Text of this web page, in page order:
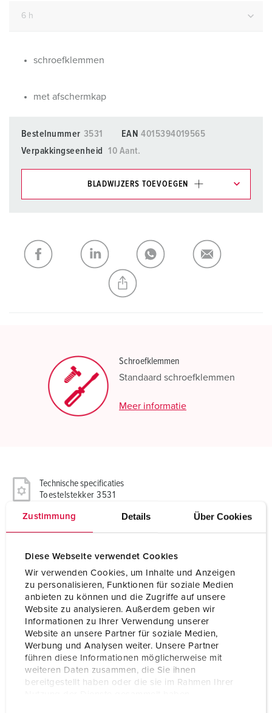
Zustimmung Details Über Cookies
Diese Webseite verwendet Cookies
Wir verwenden Cookies, um Inhalte und Anzeigen
zu personalisieren, Funktionen für soziale Medien
anbieten zu können und die Zugriffe auf unsere
Website zu analysieren. Außerdem geben wir
Informationen zu Ihrer Verwendung unserer
Website an unsere Partner für soziale Medien,
Werbung und Analysen weiter. Unsere Partner
führen diese Informationen möglicherweise mit
weiteren Daten zusammen, die Sie ihnen
bereitgestellt haben oder die sie im Rahmen Ihrer
schroefklemmen
met afschermkap
Bestelnummer 3531 EAN 4015394019565
Verpakkingseenheid
10 Aant.
BLADWIJZERS TOEVOEGEN
Mijn lijst TOEVOEGEN
NIEUW LIJST MAKEN
Schroefklemmen
Standaard schroefklemmen
Meer informatie
Technische specificaties
Toestelstekker 3531
Voltage 230 V
Uurstand 6 h
Hertz 50-60 Hz
Aansluittechniek schroefklemmen
Contacten standaard